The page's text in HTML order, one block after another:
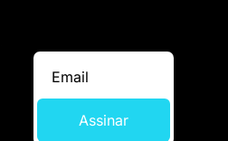
Assinar